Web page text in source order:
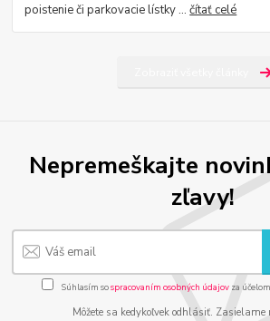
poistenie či parkovacie lístky ...čítať celé
Nepremeškajte
zľavy!
Súhlasím sospracovaním osobných údajov za
Môžete sa kedykoľvek odhlásiť.